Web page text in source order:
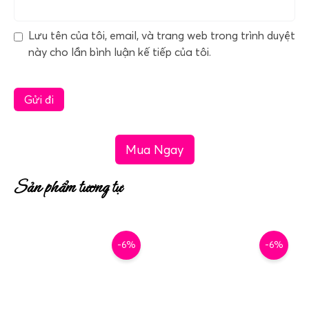
Lưu tên của tôi, email, và trang web trong trình duyệt
này cho lần bình luận kế tiếp của tôi.
Mua Ngay
Sản phẩm tương tự
-6% -6%